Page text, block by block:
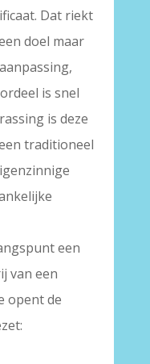
Dat riekt
doel maar
is snel
is deze
traditioneel
een
van een
opent de